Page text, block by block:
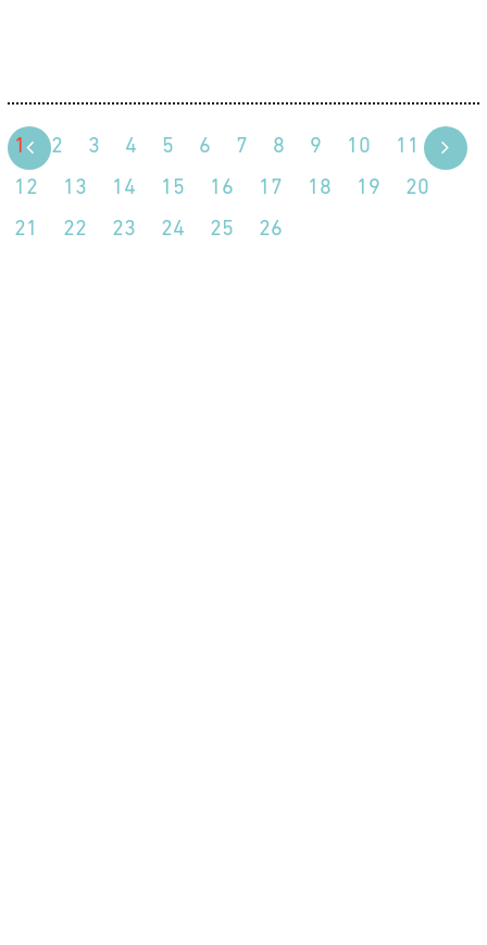
1 2 3 4 5 6 7 8 9 10
11
12
13 14 15 16 17 18 19
20
21
22 23 24 25 26